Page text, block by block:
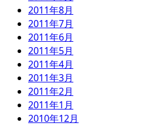
2011年8月
2011年7月
2011年6月
2011年5月
2011年4月
2011年3月
2011年2月
2011年1月
2010年12月